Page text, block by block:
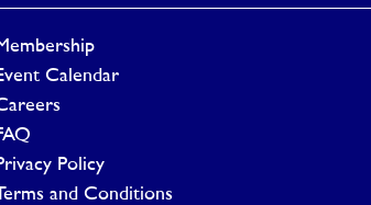
Calendar
Policy
Terms and Conditions